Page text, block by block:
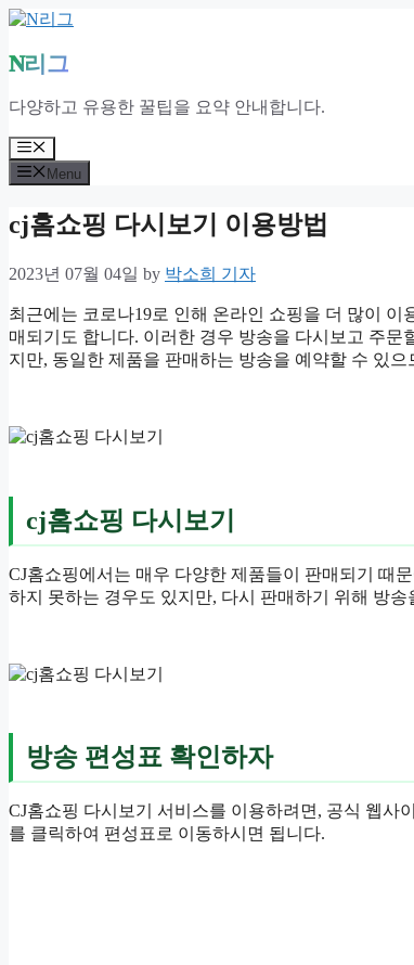
Skip
content
N리그
다양하고 유용한 꿀팁을 요약 안내합니다.
Menu
Menu
cj홈쇼핑 다시보기 이용방법
2023년 07월 04일 by 박소희 기자
최근에는 코로나19로 인해 온라인 쇼핑을 더 많이
매되기도 합니다. 이러한 경우 방송을 다시보고 주
지만, 동일한 제품을 판매하는 방송을 예약할 수 있
cj홈쇼핑 다시보기
CJ홈쇼핑에서는 매우 다양한 제품들이 판매되기 때
하지 못하는 경우도 있지만, 다시 판매하기 위해 방
방송 편성표 확인하자
CJ홈쇼핑 다시보기 서비스를 이용하려면, 공식 웹
를 클릭하여 편성표로 이동하시면 됩니다.